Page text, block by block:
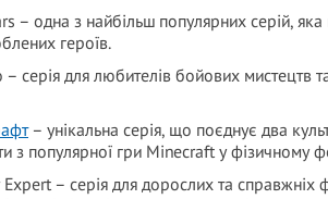
– одна з найбільш популярних серій,
героїв.
серія для любителів бойових мистецтв
– унікальна серія, що поєднує два
з популярної гри Minecraft у фізичному
– серія для дорослих та справжніх